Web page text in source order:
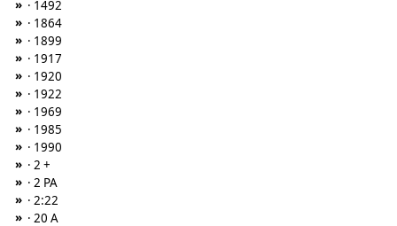
» · 1492
» · 1864
» · 1899
» · 1917
» · 1920
» · 1922
» · 1969
» · 1985
» · 1990
» · 2 +
» · 2 PA
» · 2:22
» · 20 A